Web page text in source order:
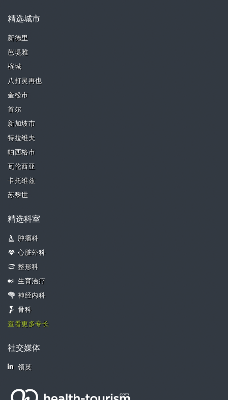
精选城市
新德里
芭堤雅
槟城
八打灵再也
奎松市
首尔
新加坡市
特拉维夫
帕西格市
瓦伦西亚
卡托维兹
苏黎世
精选科室
肿瘤科
心脏外科
整形科
生育治疗
神经内科
骨科
查看更多专长
社交媒体
领英